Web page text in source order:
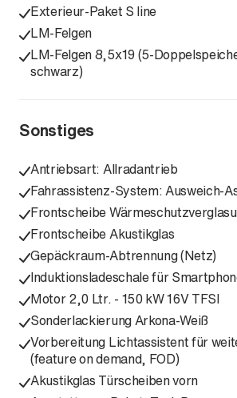
Exterieur-Paket S line
LM-Felgen
LM-Felgen 8,5x19 (5-
schwarz)
Sonstiges
Antriebsart: Allradantrieb
Fahrassistenz-System: Ausweich-
Frontscheibe
Frontscheibe Akustikglas
Gepäckraum-Abtrennung (Netz)
Induktionsladeschale für
Motor 2,0 Ltr. - 150 kW 16V TFSI
Sonderlackierung Arkona-Weiß
Vorbereitung Lichtassistent für
(feature on demand, FOD)
Akustikglas Türscheiben vorn